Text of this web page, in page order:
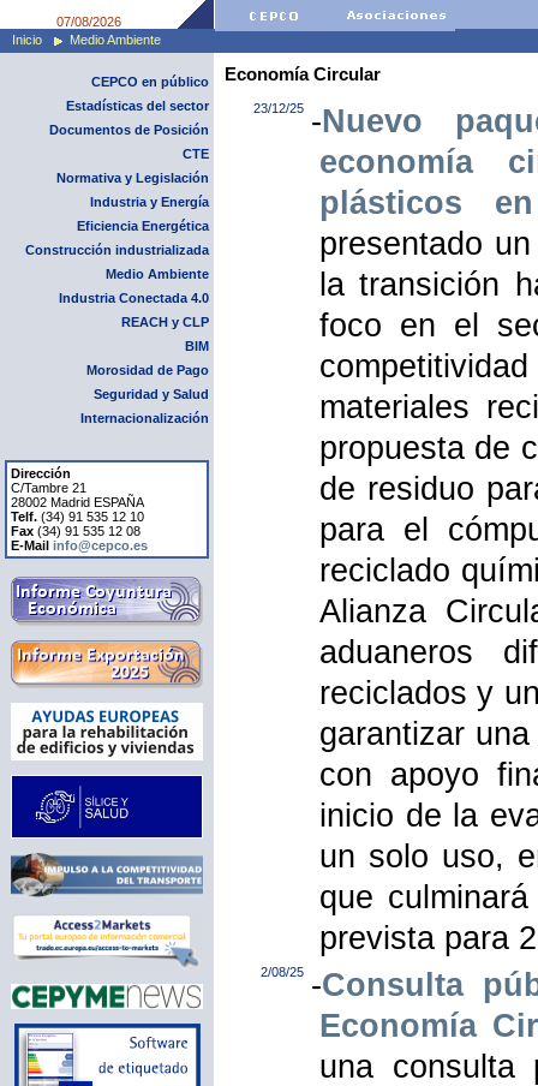
07/08/2026
Inicio
Medio Ambiente
CEPCO en público
Estadísticas del sector
Documentos de Posición
CTE
Normativa y Legislación
Industria y Energía
Eficiencia Energética
Construcción industrializada
Medio Ambiente
Industria Conectada 4.0
REACH y CLP
BIM
Morosidad de Pago
Seguridad y Salud
Internacionalización
Dirección
C/Tambre 21
28002 Madrid ESPAÑA
Telf. (34) 91 535 12 10
Fax (34) 91 535 12 08
E-Mail info@cepco.es
Economía Circular
23/12/25 -Nuevo
economía
plásticos
presentado
la transición
foco en el
materiales
propuesta de
de residuo
para el
reciclado
Alianza
aduaneros
reciclados y
garantizar
con apoyo
inicio de la
un solo uso,
que
prevista para
2/08/25 -Consulta
Economía
una consulta